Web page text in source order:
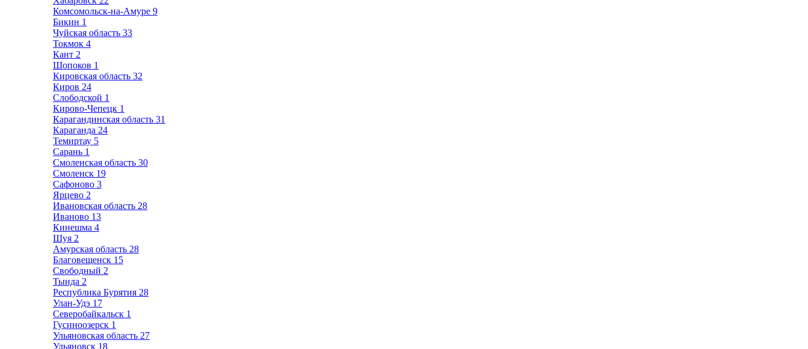
Комсомольск-на-Амуре 9
Бикин 1
Чуйская область 33
Токмок 4
Кант 2
Шопоков 1
Кировская область 32
Киров 24
Слободской 1
Кирово-Чепецк 1
Карагандинская область 31
Караганда 24
Темиртау 5
Сарань 1
Смоленская область 30
Смоленск 19
Сафоново 3
Ярцево 2
Ивановская область 28
Иваново 13
Кинешма 4
Шуя 2
Амурская область 28
Благовещенск 15
Свободный 2
Тында 2
Республика Бурятия 28
Улан-Удэ 17
Северобайкальск 1
Гусиноозерск 1
Ульяновская область 27
Ульяновск 18